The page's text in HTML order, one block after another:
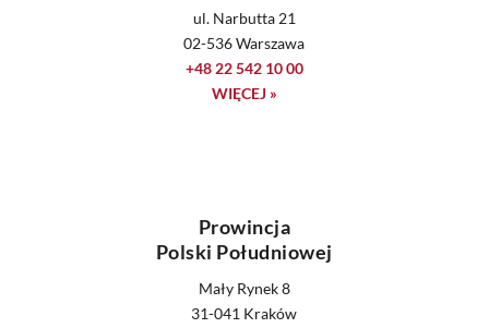
ul. Narbutta 21
02-536 Warszawa
+48 22 542 10 00
WIĘCEJ »
Prowincja
Polski Południowej
Mały Rynek 8
31-041 Kraków